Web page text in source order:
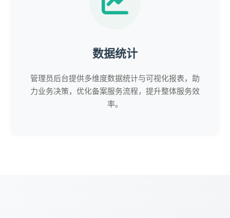
数据统计
管理员后台提供多维度数据统计与可视化报表，助
力业务决策，优化备案服务流程，提升整体服务效
率。